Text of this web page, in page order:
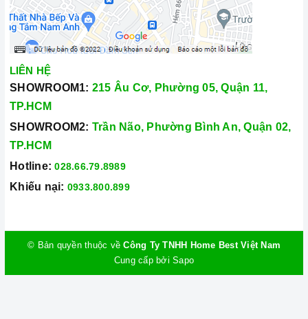
LIÊN HỆ
SHOWROOM1: 215 Âu Cơ, Phường 05, Quận 11,
TP.HCM
SHOWROOM2: Trần Não, Phường Bình An, Quận 02,
TP.HCM
Hotline: 028.66.79.8989
Khiếu nại: 0933.800.899
© Bản quyền thuộc vềCông Ty TNHH Home Best Việt Nam
Cung cấp bởiSapo